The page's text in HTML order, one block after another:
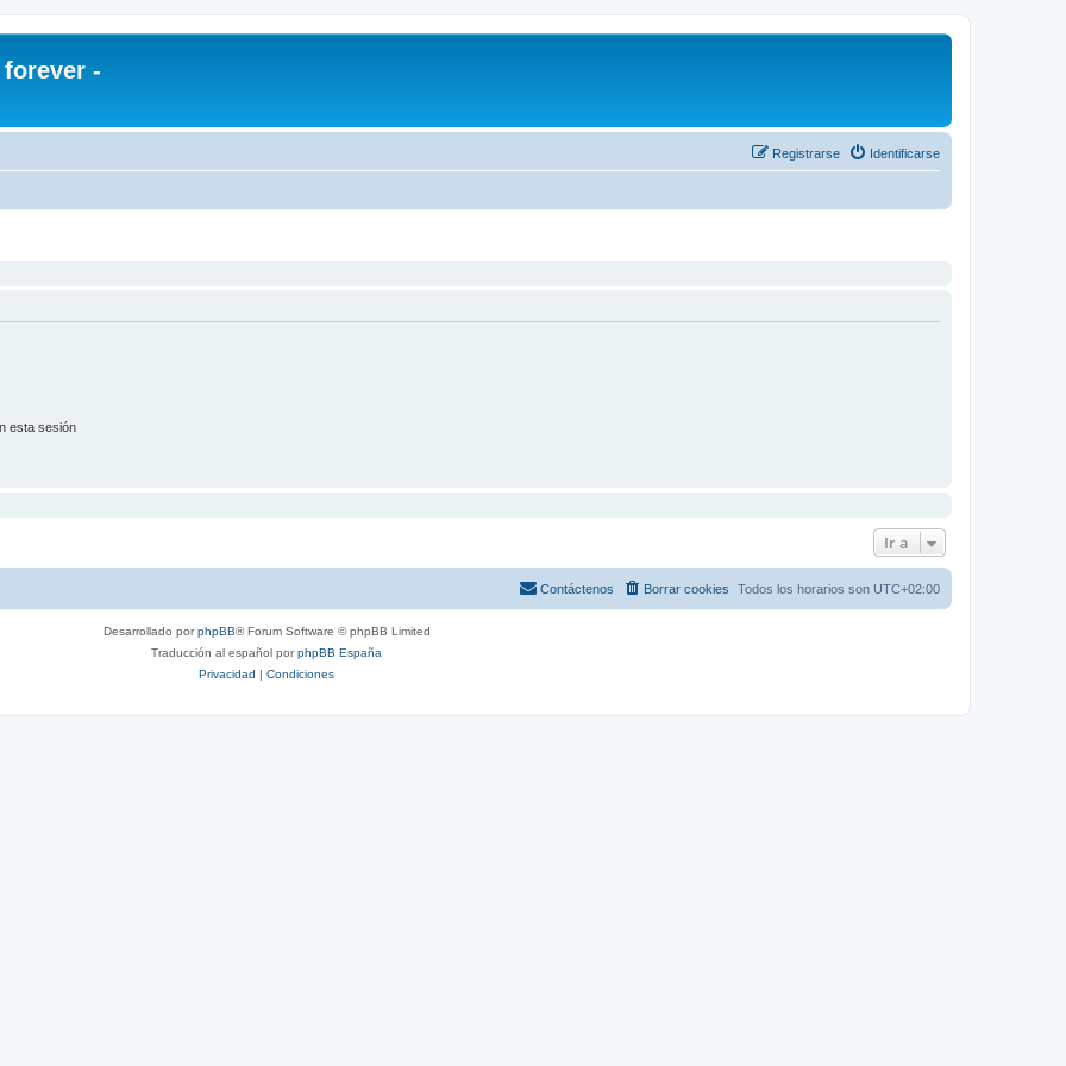
forever -
Identificarse
Registrarse
esta sesión
Ir a
Todos los horarios son UTC+02:00
Borrar cookies
Contáctenos
Desarrollado porphpBB® Forum Software © phpBB Limited
Traducción al español porphpBB España
Privacidad | Condiciones